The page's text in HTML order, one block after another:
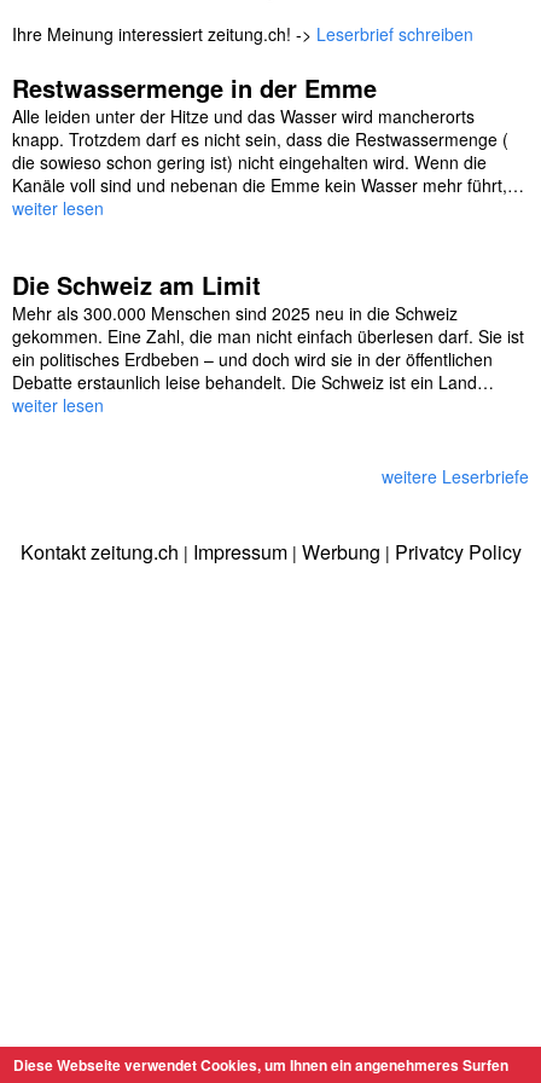
Ihre Meinung interessiert zeitung.ch! -> Leserbrief schreiben
Restwassermenge in der Emme
Alle leiden unter der Hitze und das Wasser wird mancherorts
knapp. Trotzdem darf es nicht sein, dass die Restwassermenge (
die sowieso schon gering ist) nicht eingehalten wird. Wenn die
Kanäle voll sind und nebenan die Emme kein Wasser mehr führt,…
weiter lesen
Die Schweiz am Limit
Mehr als 300.000 Menschen sind 2025 neu in die Schweiz
gekommen. Eine Zahl, die man nicht einfach überlesen darf. Sie ist
ein politisches Erdbeben – und doch wird sie in der öffentlichen
Debatte erstaunlich leise behandelt. Die Schweiz ist ein Land…
weiter lesen
weitere Leserbriefe
Kontakt zeitung.ch | Impressum| Werbung | Privatcy Policy
Diese Webseite verwendet Cookies, um Ihnen ein angenehmeres Surfen